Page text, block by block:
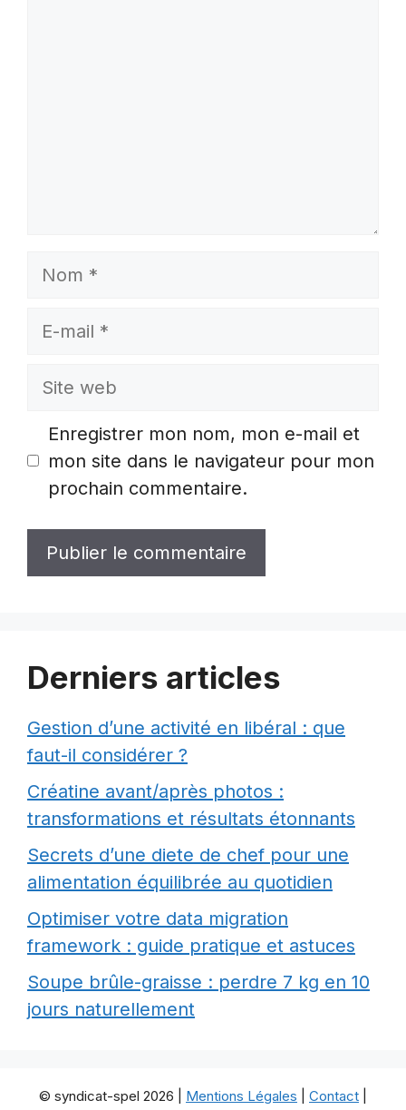
Nom
E-
Site
Enregistrer mon nom, mon e-mail et
mon site dans le navigateur pour mon
prochain commentaire.
Derniers articles
Gestion d’une activité en libéral : que
faut-il considérer ?
Créatine avant/après photos :
transformations et résultats étonnants
Secrets d’une diete de chef pour une
alimentation équilibrée au quotidien
Optimiser votre data migration
framework : guide pratique et astuces
Soupe brûle-graisse : perdre 7 kg en 10
jours naturellement
© syndicat-spel 2026 | Mentions Légales Contact